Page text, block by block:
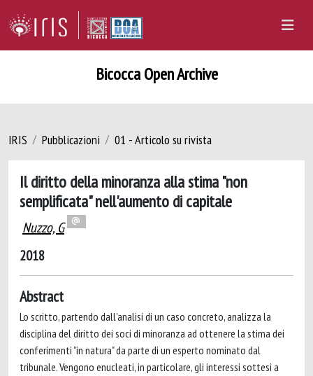
Bicocca Open Archive
IRIS Pubblicazioni 01 - Articolo su rivista
Il diritto della minoranza alla stima "non
semplificata" nell'aumento di capitale
Nuzzo, G
2018
Abstract
Lo scritto, partendo dall'analisi di un caso concreto, analizza la
disciplina del diritto dei soci di minoranza ad ottenere la stima dei
conferimenti "in natura" da parte di un esperto nominato dal
tribunale. Vengono enucleati, in particolare, gli interessi sottesi a